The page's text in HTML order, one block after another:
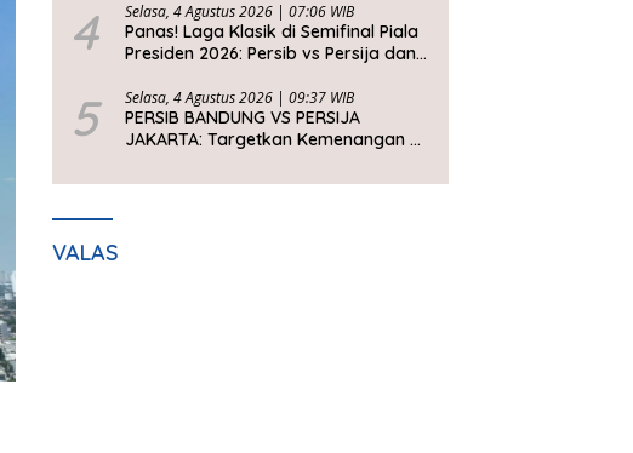
4 Selasa, 4 Agustus 2026 | 07:06 WIB
Panas! Laga Klasik di Semifinal Piala
Presiden 2026: Persib vs Persija dan
5 Selasa, 4 Agustus 2026 | 09:37 WIB
PERSIB BANDUNG VS PERSIJA
JAKARTA: Targetkan Kemenangan di
VALAS